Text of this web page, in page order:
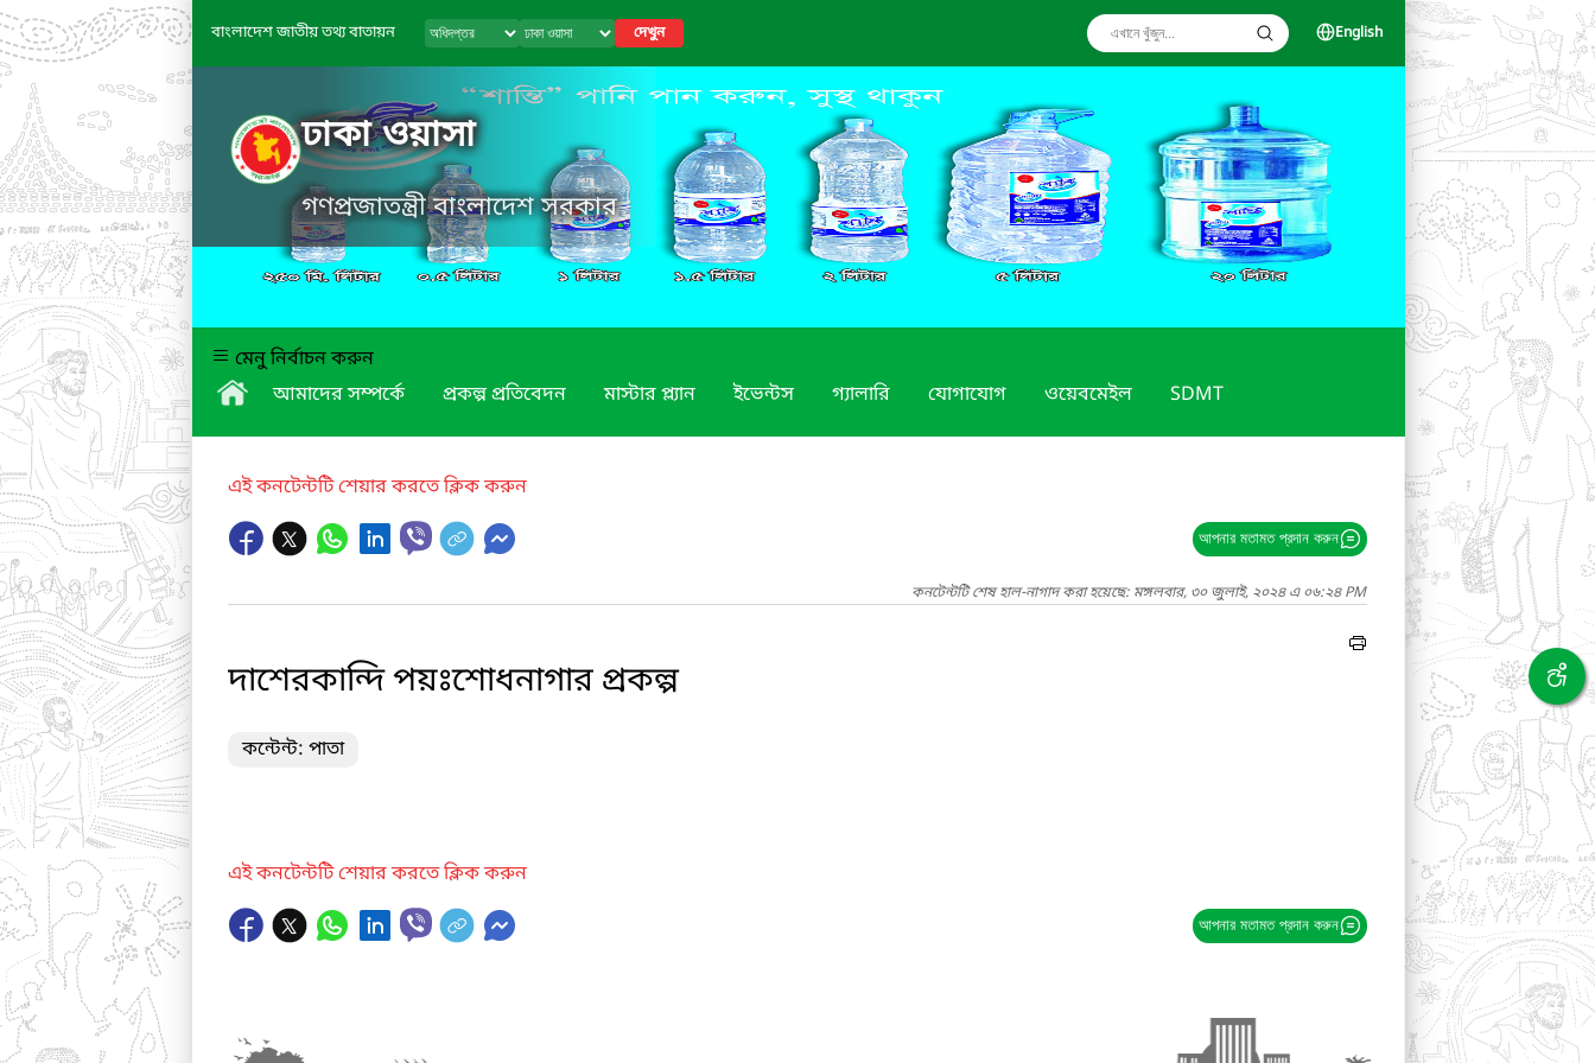
বাংলাদেশ জাতীয় তথ্য বাতায়ন দেখুন English
ঢাকা ওয়াসা
গণপ্রজাতন্ত্রী বাংলাদেশ সরকার
মেনু নির্বাচন করুন
আমাদের সম্পর্কে
প্রকল্প প্রতিবেদন মাস্টার প্ল্যান ইভেন্টস গ্যালারি যোগাযোগ ওয়েবমেইল SDMT
এই কনটেন্টটি শেয়ার করতে ক্লিক করুন
আপনার মতামত প্রদান করুন
কনটেন্টটি শেষ হাল-নাগাদ করা হয়েছে: মঙ্গলবার, ৩০ জুলাই, ২০২৪ এ ০৬:২৪ PM
দাশেরকান্দি পয়ঃশোধনাগার প্রকল্প
কন্টেন্ট: পাতা
এই কনটেন্টটি শেয়ার করতে ক্লিক করুন
আপনার মতামত প্রদান করুন